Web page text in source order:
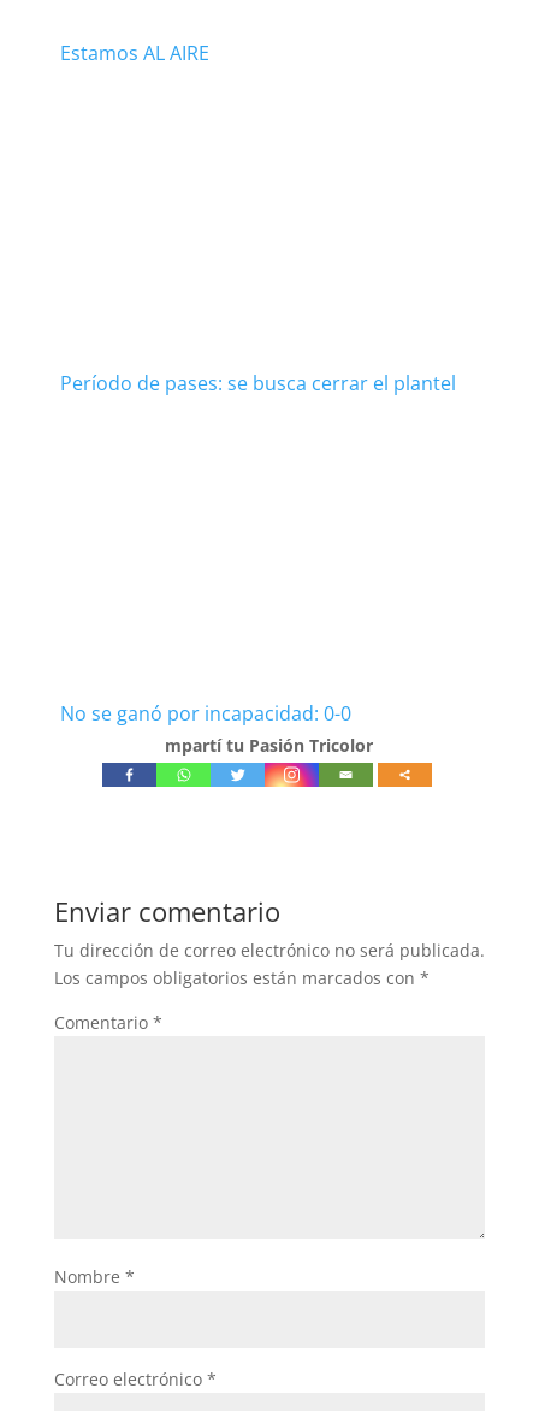
Estamos AL AIRE
Período de pases: se busca cerrar el plantel
No se ganó por incapacidad: 0-0
mpartí tu Pasión Tricolor
Enviar comentario
Tu dirección de correo electrónico no será publicada.
Los campos obligatorios están marcados con *
Comentario *
Nombre *
Correo electrónico *